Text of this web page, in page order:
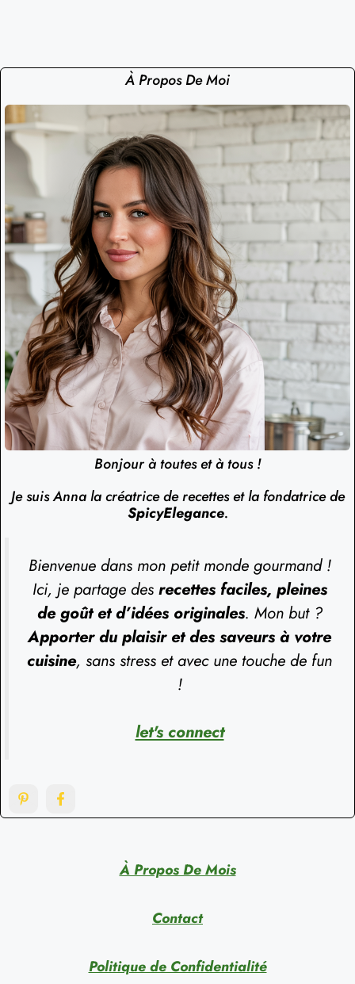
À Propos De Moi
Bonjour à toutes et à tous !
Je suis Anna la créatrice de recettes et la fondatrice de
SpicyElegance.
Bienvenue dans mon petit monde gourmand !
Ici, je partage des recettes faciles, pleines
de goût et d’idées originales. Mon but ?
Apporter du plaisir et des saveurs à votre
cuisine, sans stress et avec une touche de fun
!
let's connect
À Propos De Mois
Contact
Politique de Confidentialité